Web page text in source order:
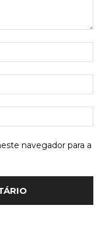
navegador para a